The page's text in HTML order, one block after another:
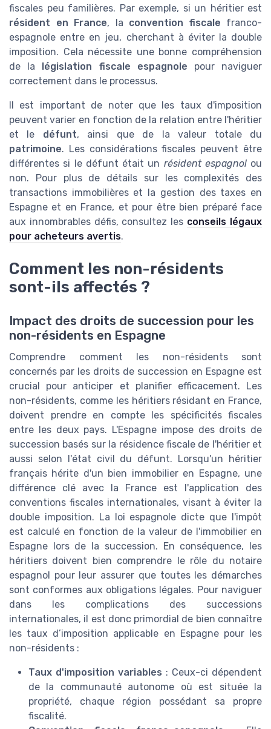
fiscales peu familières. Par exemple, si un héritier est
résident en France, la convention fiscale franco-
espagnole entre en jeu, cherchant à éviter la double
imposition. Cela nécessite une bonne compréhension
de la législation fiscale espagnole pour naviguer
correctement dans le processus.
Il est important de noter que les taux d'imposition
peuvent varier en fonction de la relation entre l'héritier
et le défunt, ainsi que de la valeur totale du
patrimoine. Les considérations fiscales peuvent être
différentes si le défunt était un résident espagnolou
non. Pour plus de détails sur les complexités des
transactions immobilières et la gestion des taxes en
Espagne et en France, et pour être bien préparé face
aux innombrables défis, consultez les conseils légaux
pour acheteurs avertis.
Comment les non-résidents
sont-ils affectés ?
Impact des droits de succession pour les
non-résidents en Espagne
Comprendre comment les non-résidents sont
concernés par les droits de succession en Espagne est
crucial pour anticiper et planifier efficacement. Les
non-résidents, comme les héritiers résidant en France,
doivent prendre en compte les spécificités fiscales
entre les deux pays. L'Espagne impose des droits de
succession basés sur la résidence fiscale de l'héritier et
aussi selon l'état civil du défunt. Lorsqu'un héritier
français hérite d'un bien immobilier en Espagne, une
différence clé avec la France est l'application des
conventions fiscales internationales, visant à éviter la
double imposition. La loi espagnole dicte que l'impôt
est calculé en fonction de la valeur de l'immobilier en
Espagne lors de la succession. En conséquence, les
héritiers doivent bien comprendre le rôle du notaire
espagnol pour leur assurer que toutes les démarches
sont conformes aux obligations légales. Pour naviguer
dans les complications des successions
internationales, il est donc primordial de bien connaître
les taux d’imposition applicable en Espagne pour les
non-résidents :
Taux d'imposition variables : Ceux-ci dépendent
de la communauté autonome où est située la
propriété, chaque région possédant sa propre
fiscalité.